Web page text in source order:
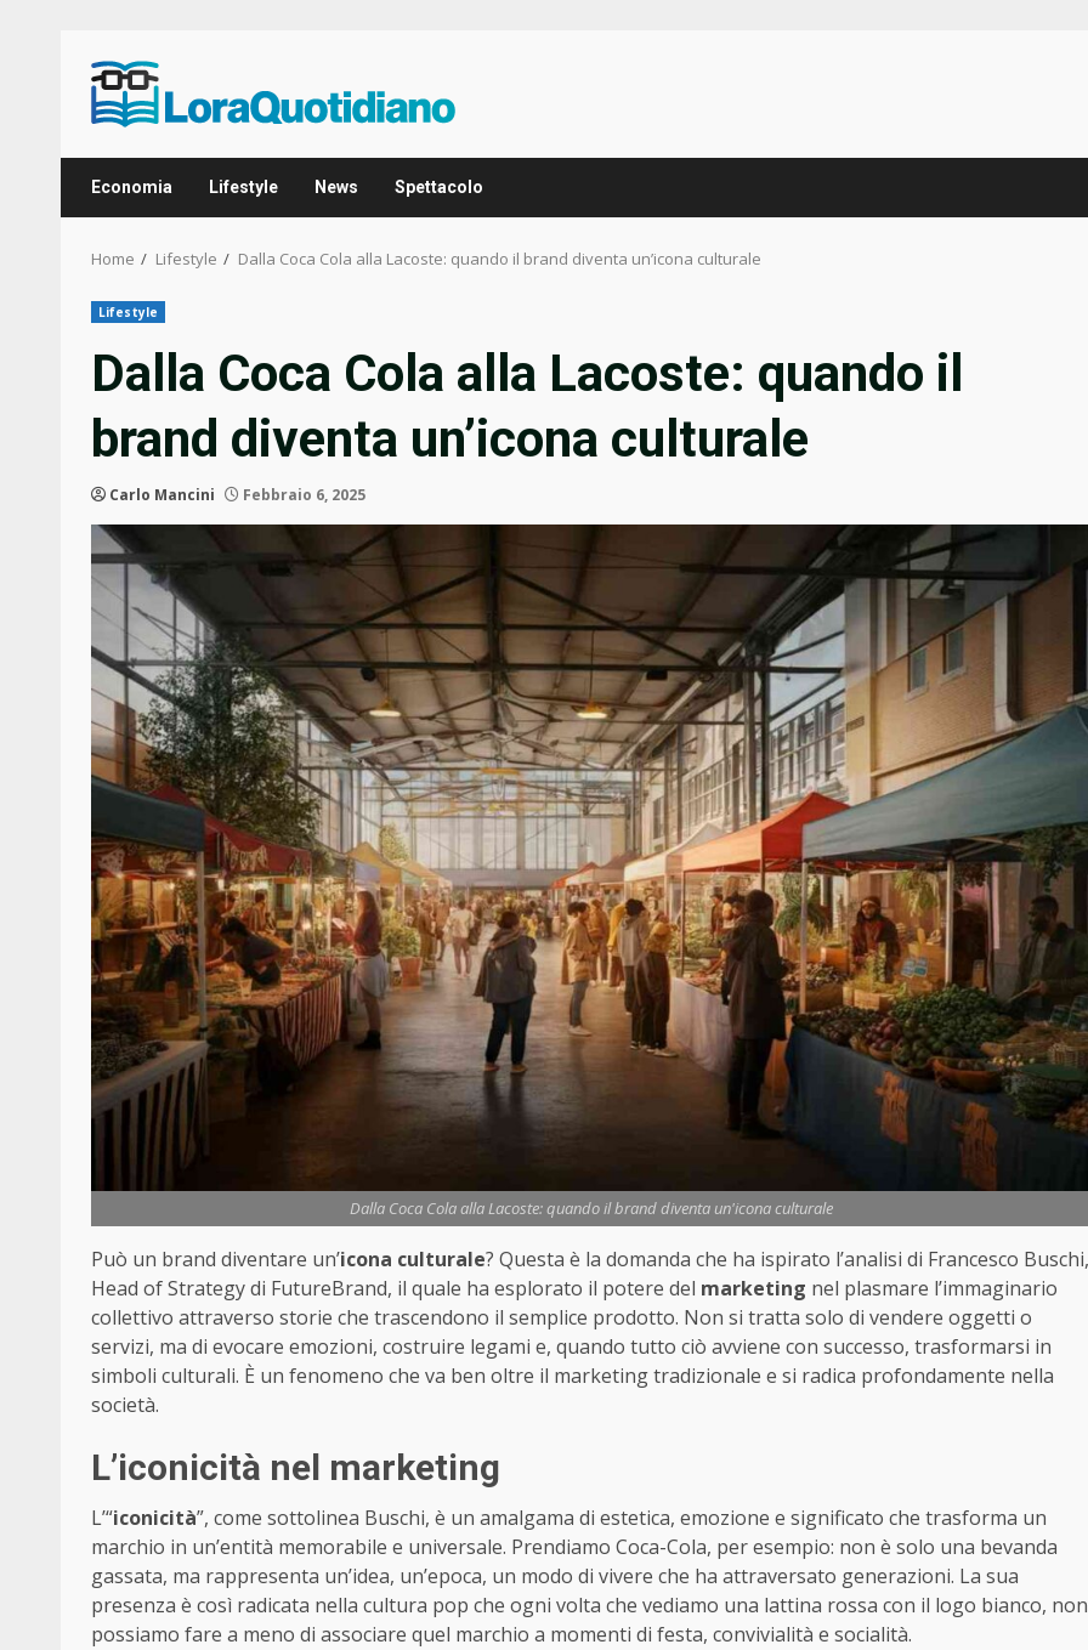
content
Economia Lifestyle News Spettacolo
Home Lifestyle Dalla Coca Cola alla Lacoste: quando il brand diventa un’icona culturale
Lifestyle
Dalla Coca Cola alla Lacoste: quando il
brand diventa un’icona culturale
Carlo Mancini Febbraio 6, 2025
Dalla Coca Cola alla Lacoste: quando il brand diventa un'icona culturale
Può un brand diventare un’icona culturale? Questa è la domanda che ha ispirato l’analisi di Francesco Buschi,
Head of Strategy di FutureBrand, il quale ha esplorato il potere del marketing nel plasmare l’immaginario
collettivo attraverso storie che trascendono il semplice prodotto. Non si tratta solo di vendere oggetti o
servizi, ma di evocare emozioni, costruire legami e, quando tutto ciò avviene con successo, trasformarsi in
simboli culturali. È un fenomeno che va ben oltre il marketing tradizionale e si radica profondamente nella
società.
L’iconicità nel marketing
L’“iconicità”, come sottolinea Buschi, è un amalgama di estetica, emozione e significato che trasforma un
marchio in un’entità memorabile e universale. Prendiamo Coca-Cola, per esempio: non è solo una bevanda
gassata, ma rappresenta un’idea, un’epoca, un modo di vivere che ha attraversato generazioni. La sua
presenza è così radicata nella cultura pop che ogni volta che vediamo una lattina rossa con il logo bianco, non
possiamo fare a meno di associare quel marchio a momenti di festa, convivialità e socialità.